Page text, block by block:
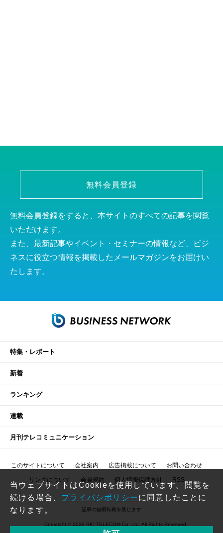
無料会員登録
無料会員登録をすると、本サイトのすべての記事を閲覧
いただけます。
また、最新記事やイベント・セミナーの情報など、ビジ
ネスに役立つ情報を掲載したメールマガジンをお届けい
たします。
特集・レポート
新着
ランキング
連載
月刊テレコミュニケーション
このサイトについて 会社案内 広告掲載について お問い合わせ
リンクについて 会員規約 個人情報保護方針 RSS
記事の無断転載を禁じます
Copyright © 2026 RIC TELECOM Co.,Ltd. All Rights Reserved.
当ウェブサイトはCookieを使用しています。閲覧を
続ける場合、 プライバシポリシーに同意したことに
なります。